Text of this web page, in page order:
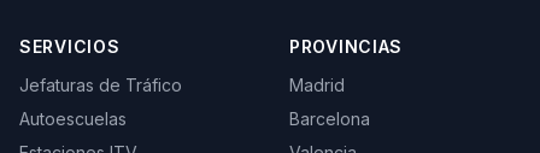
SERVICIOS
Jefaturas de Tráfico
Autoescuelas
PROVINCIAS
Madrid
Barcelona